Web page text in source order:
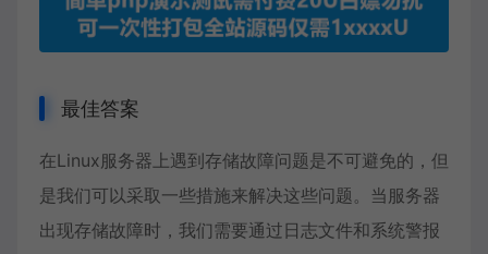
最佳答案
在Linux服务器上遇到存储故障问题是不可避免的，但
是我们可以采取一些措施来解决这些问题。当服务器
出现存储故障时，我们需要通过日志文件和系统警报